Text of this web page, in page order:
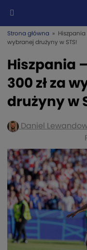
Strona główna » Hiszpania
wybranej drużyny w STS!
Hiszpania
300 zł za
drużyny w
Daniel